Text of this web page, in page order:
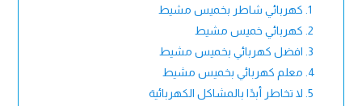
كهربائي شاطر بخميس مشيط
كهربائي خميس مشيط
افضل كهربائي بخميس مشيط
معلم كهربائي بخميس مشيط
لا تخاطر أبدًا بالمشاكل الكهربائية